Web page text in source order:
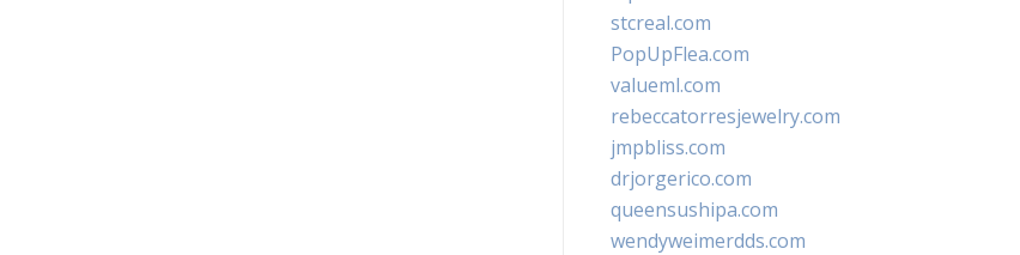
stcreal.com
PopUpFlea.com
valueml.com
rebeccatorresjewelry.com
jmpbliss.com
drjorgerico.com
queensushipa.com
wendyweimerdds.com